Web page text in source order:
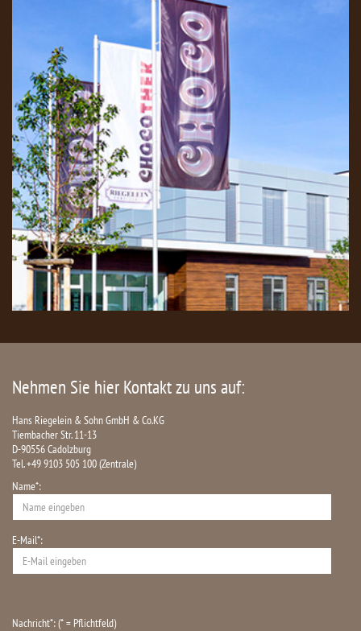
Nehmen Sie hier Kontakt zu uns auf:
Hans Riegelein & Sohn GmbH & Co.KG
Tiembacher Str. 11-13
D-90556 Cadolzburg
Tel. +49 9103 505 100 (Zentrale)
Name*:
E-Mail*:
Nachricht*: (* = Pflichtfeld)